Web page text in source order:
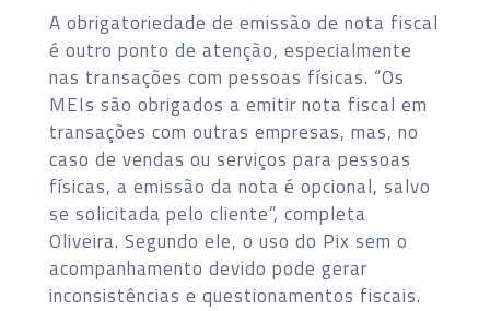
A obrigatoriedade de emissão de nota fiscal
é outro ponto de atenção, especialmente
nas transações com pessoas físicas. “Os
MEIs são obrigados a emitir nota fiscal em
transações com outras empresas, mas, no
caso de vendas ou serviços para pessoas
físicas, a emissão da nota é opcional, salvo
se solicitada pelo cliente”, completa
Oliveira. Segundo ele, o uso do Pix sem o
acompanhamento devido pode gerar
inconsistências e questionamentos fiscais.